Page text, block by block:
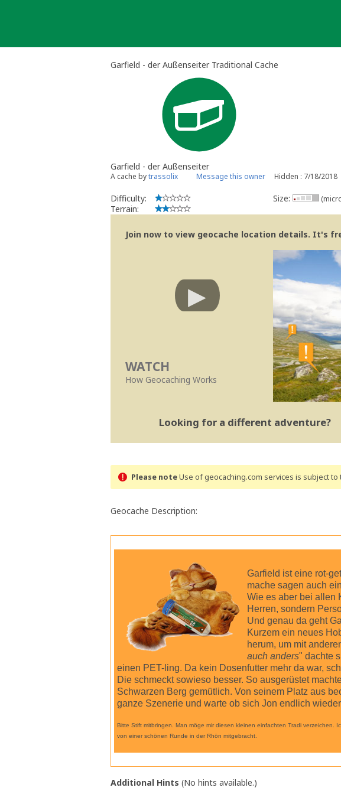
Garfield - der Außenseiter Traditional Cache
Garfield - der Außenseiter
A cache bytrassolix Message this owner Hidden : 7/18/2018
Difficulty:
Terrain:
Size:
Join now to view geocache location details. It's
WATCH
How Geocaching Works
Looking for a different adventure?
Please noteUse of geocaching.com services is subject
Geocache Description:
Garfield ist eine rot-
mache sagen auch
Wie es aber bei allen
Herren, sondern
Und genau da geht
Kurzem ein neues
herum, um mit
auch anders" dachte
einen PET-ling. Da kein Dosenfutter mehr da war,
Die schmeckt sowieso besser. So ausgerüstet
Schwarzen Berg gemütlich. Von seinem Platz aus
ganze Szenerie und warte ob sich Jon endlich
Bitte Stift mitbringen. Man möge mir diesen kleinen einfachten Tradi verzeichen.
von einer schönen Runde in der Rhön mitgebracht.
Additional Hints (No hints available.)